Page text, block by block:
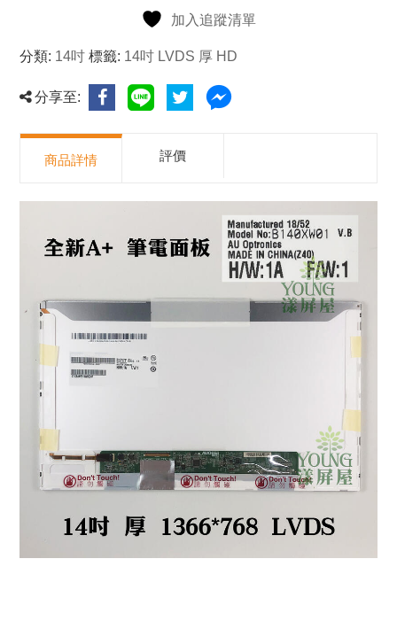
加入追蹤清單
分類: 14吋 標籤: 14吋 LVDS 厚 HD
分享至:
商品詳情 評價